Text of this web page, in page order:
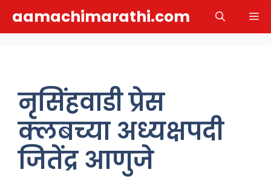
aamachimarathi.com
नृसिंहवाडी प्रेस
क्लबच्या अध्यक्षपदी
जितेंद्र आणुजे